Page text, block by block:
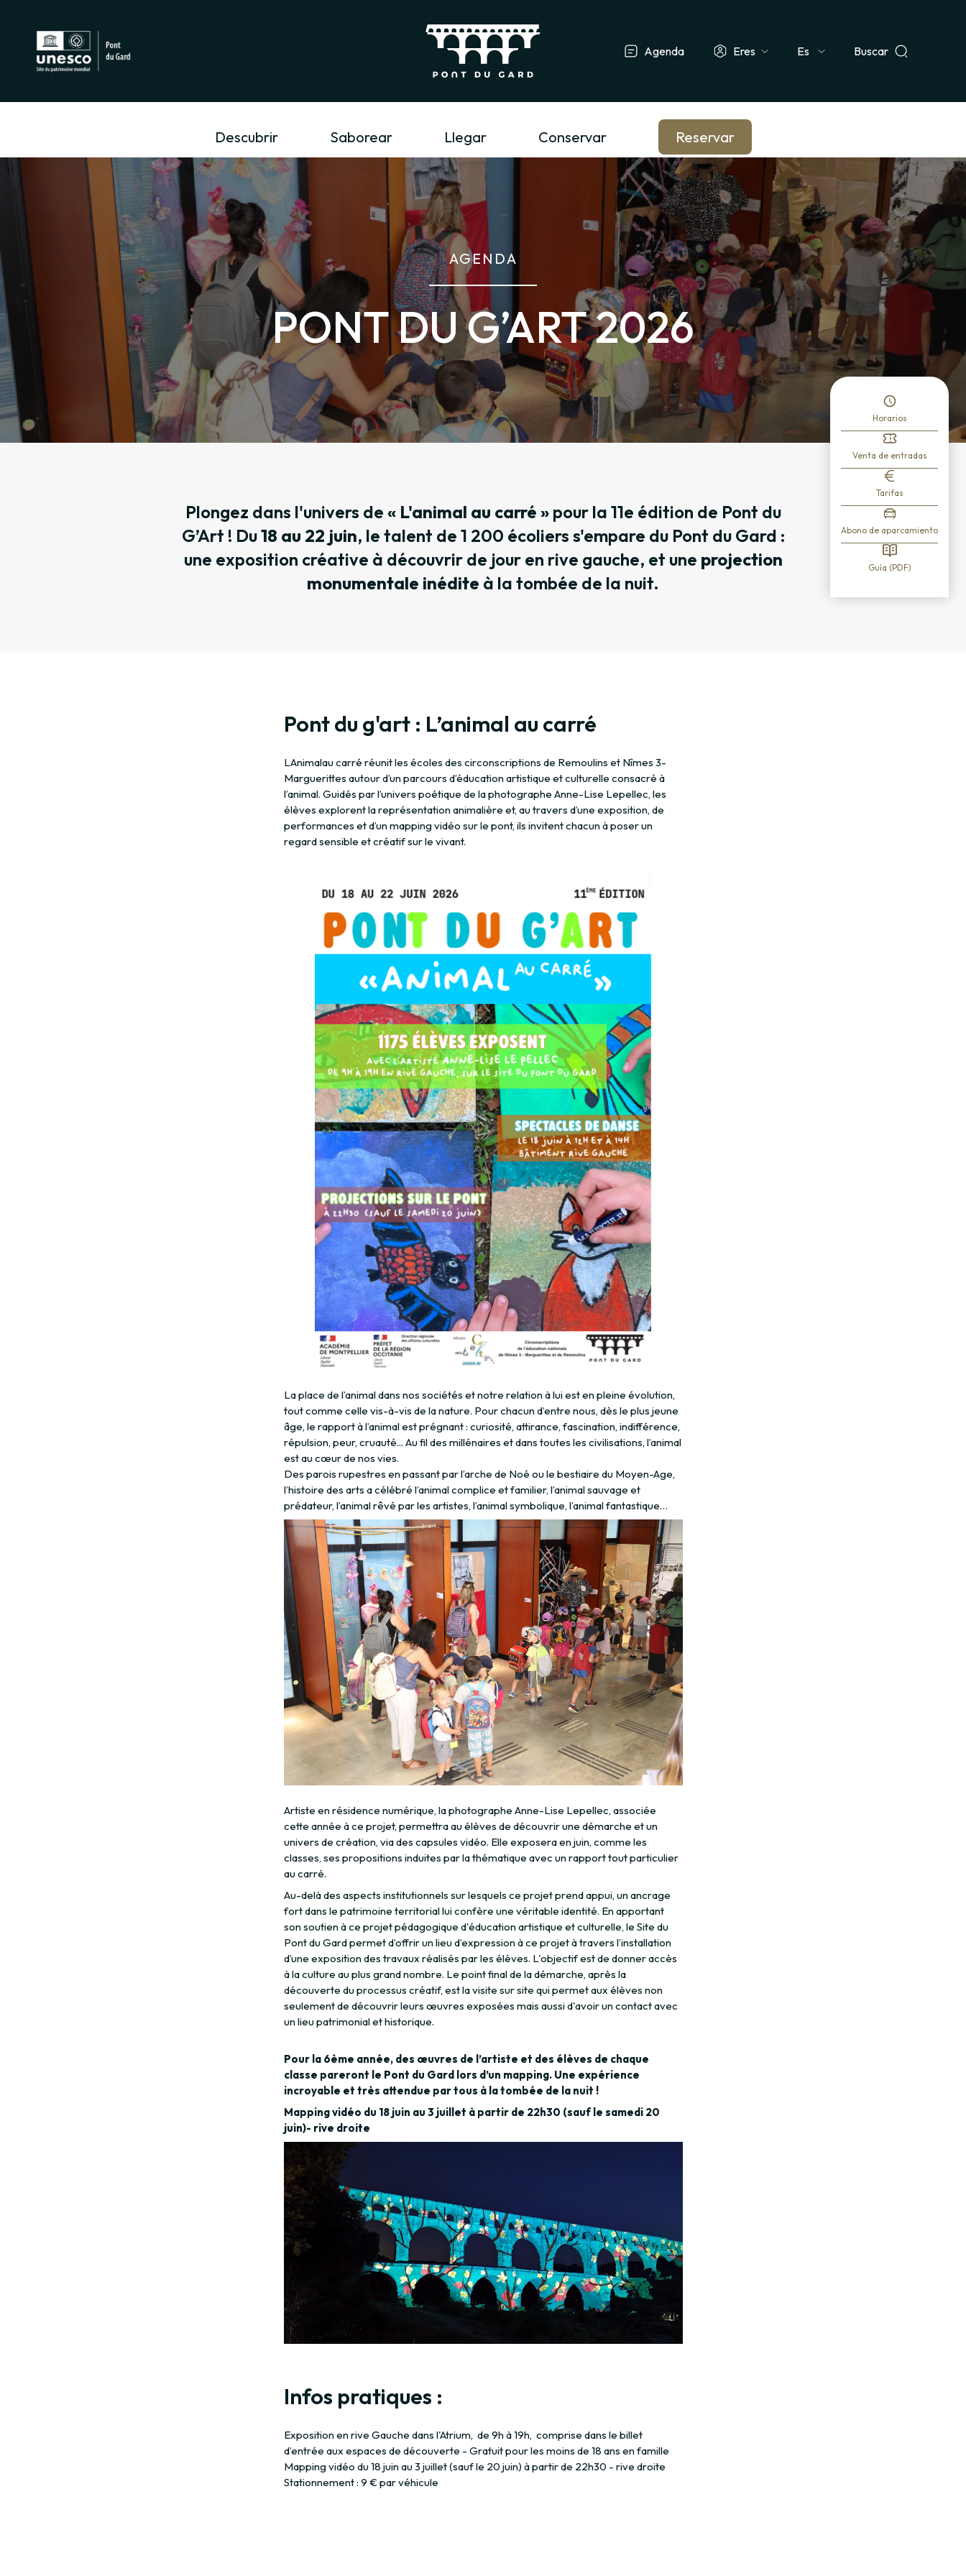
Agenda Eres
Select
Buscar
Descubrir Saborear Llegar Conservar Reservar
AGENDA
PONT DU G’ART 2026
Plongez dans l'univers de « L'animal au carré »pour la 11e édition de Pont du
G’Art ! Du18 au 22 juin, le talent de 1 200 écoliers s'empare du Pont du Gard :
une exposition créative à découvrir de jour en rive gauche, et une projection
monumentale inédite à la tombée de la nuit.
Pont du g'art : L’animal au carré
LAnimalau carré réunit les écoles des circonscriptions de Remoulins et Nîmes 3-
Marguerittes autour d’un parcours d’éducation artistique et culturelle consacré à
l’animal. Guidés par l’univers poétique de la photographe Anne-Lise Lepellec, les
élèves explorent la représentation animalière et, au travers d’une exposition, de
performances et d’un mapping vidéo sur le pont, ils invitent chacun à poser un
regard sensible et créatif sur le vivant.
La place de l’animal dans nos sociétés et notre relation à lui est en pleine évolution,
tout comme celle vis-à-vis de la nature. Pour chacun d’entre nous, dès le plus jeune
âge, le rapport à l’animal est prégnant : curiosité, attirance, fascination, indifférence,
répulsion, peur, cruauté... Au fil des millénaires et dans toutes les civilisations, l’animal
est au cœur de nos vies.
Des parois rupestres en passant par l’arche de Noé ou le bestiaire du Moyen-Age,
l’histoire des arts a célébré l’animal complice et familier, l’animal sauvage et
prédateur, l’animal rêvé par les artistes, l’animal symbolique, l’animal fantastique…
Artiste en résidence numérique, la photographe Anne-Lise Lepellec, associée
cette année à ce projet, permettra au élèves de découvrir une démarche et un
univers de création, via des capsules vidéo. Elle exposera en juin, comme les
classes, ses propositions induites par la thématique avec un rapport tout particulier
au carré.
Au-delà des aspects institutionnels sur lesquels ce projet prend appui, un ancrage
fort dans le patrimoine territorial lui confère une véritable identité. En apportant
son soutien à ce projet pédagogique d'éducation artistique et culturelle, le Site du
Pont du Gard permet d’offrir un lieu d’expression à ce projet à travers l’installation
d’une exposition des travaux réalisés par les élèves. L'objectif est de donner accès
à la culture au plus grand nombre. Le point final de la démarche, après la
découverte du processus créatif, est la visite sur site qui permet aux élèves non
seulement de découvrir leurs œuvres exposées mais aussi d'avoir un contact avec
un lieu patrimonial et historique.
Pour la 6ème année, des œuvres de l’artiste et des élèves de chaque
classe pareront le Pont du Gard lors d’un mapping. Une expérience
incroyable et très attendue par tous à la tombée de la nuit !
Mapping vidéo du 18 juin au 3 juillet à partir de 22h30 (sauf le samedi 20
juin)- rive droite
Infos pratiques :
Exposition en rive Gauche dans l'Atrium, de 9h à 19h, comprise dans le billet
d’entrée aux espaces de découverte - Gratuit pour les moins de 18 ans en famille
Mapping vidéo du 18 juin au 3 juillet (sauf le 20 juin) à partir de 22h30 - rive droite
Stationnement : 9 € par véhicule
Horarios
Venta de entradas
Tarifas
Abono de aparcamiento
Guía (PDF)